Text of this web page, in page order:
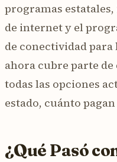
programas
de internet y el
de conectividad para
ahora cubre parte de
todas las opciones
estado, cuánto
¿Qué Pasó